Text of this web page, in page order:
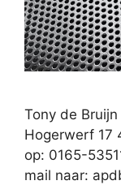
Tony de
Hogerwerf 17
op: 0165-
mail naar: